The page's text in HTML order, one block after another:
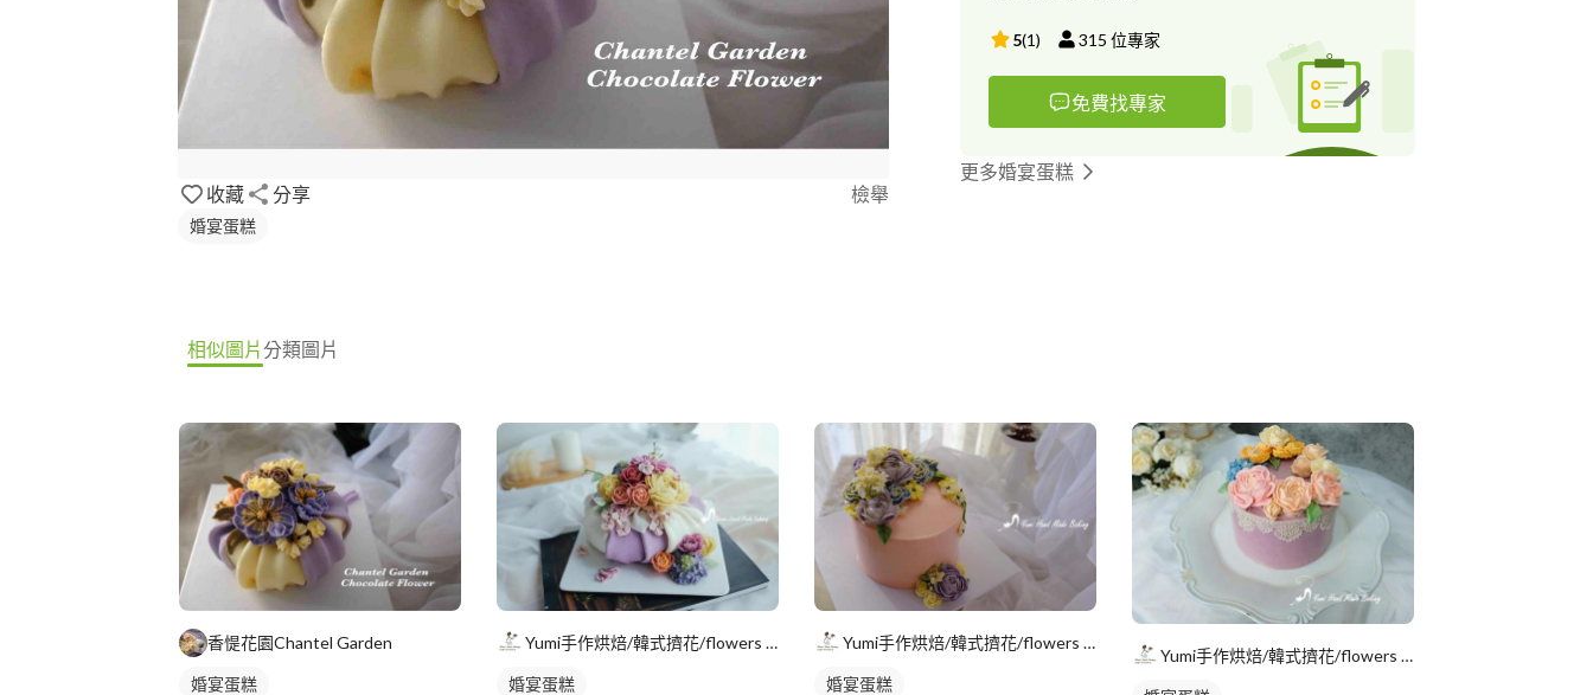
收藏 分享 檢舉
婚宴蛋糕
Art(KHFA) •國際花卉藝術協會 IFA奶油土擠花證書、奶油土刮
刀花證書 International Flower Art •國際蛋糕裝飾協會~ICDA
巧克力擠花證書 International Cake Decoration Association
•KDCA韓國設計工藝協會 Korea Design Craft Association •烘
5(1) 315 位專家
免費找專家
更多婚宴蛋糕
相似圖片分類圖片
香惿花園Chantel Garden
婚宴蛋糕
Yumi手作烘焙/韓式擠花/flowers cake/香氛蠟
婚宴蛋糕
Yumi手作烘焙/韓式擠花/flowers cake/香氛蠟
婚宴蛋糕
Yumi手作烘焙/韓式擠花/flowers cake/香氛蠟